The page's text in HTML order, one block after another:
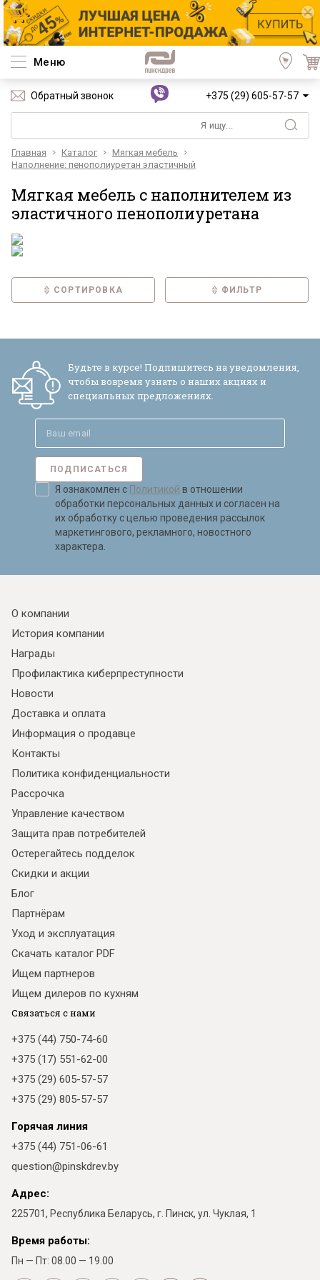
обработки персональных данных и
согласен на их обработку.
Меню
Обратный звонок +375 (29) 605-57-57
Главная Каталог
Мягкая мебель
Наполнение: пенополиуретан эластичный
Мягкая мебель с наполнителем из
эластичного пенополиуретана
СОРТИРОВКА ФИЛЬТР
Будьте в курсе! Подпишитесь на уведомления,
чтобы вовремя узнать о наших акциях и
специальных предложениях.
ПОДПИСАТЬСЯ
Я ознакомлен с Политикой в отношении
обработки персональных данных и согласен на
их обработку с целью проведения рассылок
маркетингового, рекламного, новостного
характера.
О компании
История компании
Награды
Профилактика киберпреступности
Новости
Доставка и оплата
Информация о продавце
Контакты
Политика конфиденциальности
Рассрочка
Управление качеством
Защита прав потребителей
Остерегайтесь подделок
Скидки и акции
Блог
Партнёрам
Уход и эксплуатация
Скачать каталог PDF
Ищем партнеров
Ищем дилеров по кухням
Связаться с нами
+375 (44) 750-74-60
+375 (17) 551-62-00
+375 (29) 605-57-57
+375 (29) 805-57-57
Горячая линия
+375 (44) 751-06-61
question@pinskdrev.by
Адрес:
225701, Республика Беларусь, г. Пинск, ул. Чуклая, 1
Время работы:
Пн — Пт: 08.00 — 19.00